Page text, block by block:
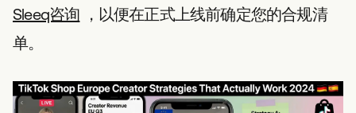
Sleeq咨询 ，以便在正式上线前确定您的合规清
单。